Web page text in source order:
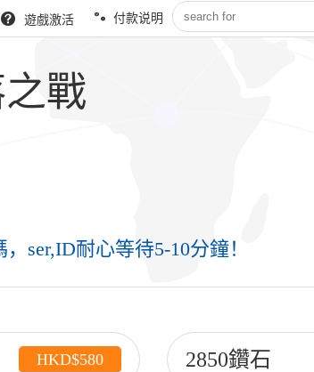
遊戲激活 付款说明
戰
ser,ID耐心等待5-10分鐘！
HKD$580 2850鑽石